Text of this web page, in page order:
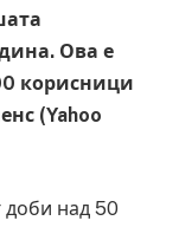
Ова е
корисници
(Yahoo
доби над 50